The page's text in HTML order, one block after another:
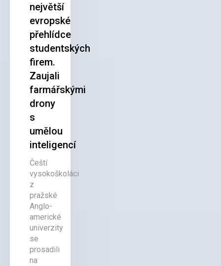
největší
evropské
přehlídce
studentských
firem.
Zaujali
farmářskými
drony
s
umělou
inteligencí
Čeští
vysokoškoláci
z
pražské
Anglo-
americké
univerzity
se
prosadili
na